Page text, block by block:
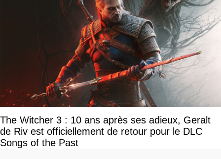
The Witcher 3 : 10 ans après ses adieux, Geralt
de Riv est officiellement de retour pour le DLC
Songs of the Past